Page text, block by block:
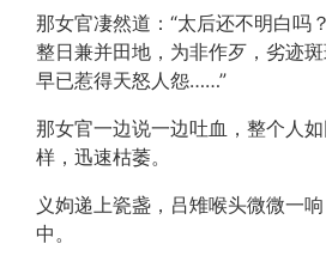
那女官凄然道：“太后还不明白吗
整日兼并田地，为非作歹，劣迹
早已惹得天怒人怨……”
那女官一边说一边吐血，整个人
样，迅速枯萎。
义姁递上瓷盏，吕雉喉头微微一
中。